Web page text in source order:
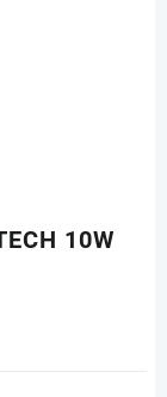
10W